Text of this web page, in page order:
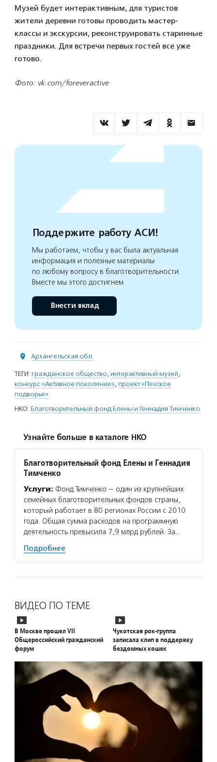
Музей будет интерактивным, для туристов
жители деревни готовы проводить мастер-
классы и экскурсии, реконструировать старинные
праздники. Для встречи первых гостей все уже
готово.
Фото: vk.com/foreveractive
Поддержите работу АСИ!
Мы работаем, чтобы у вас была актуальная
информация и полезные материалы
по любому вопросу в благотворительности.
Вместе мы этого достигнем
Внести вклад
Архангельская обл.
ТЕГИ: гражданское общество, интерактивный музей,
конкурс «Активное поколение», проект «Пезское
подворье»
НКО: Благотворительный фонд Елены и Геннадия Тимченко
Узнайте больше в каталоге НКО
Благотворительный фонд Елены и Геннадия
Тимченко
Услуги: Фонд Тимченко — один из крупнейших
семейных благотворительных фондов страны,
который работает в 80 регионах России с 2010
года. Общая сумма расходов на программную
деятельность превысила 7,9 млрд рублей. За…
Подробнее
ВИДЕО ПО ТЕМЕ
В Москве прошел VII
Общероссийский гражданский
форум
Чукотская рок-группа
записала клип в поддержку
бездомных кошек